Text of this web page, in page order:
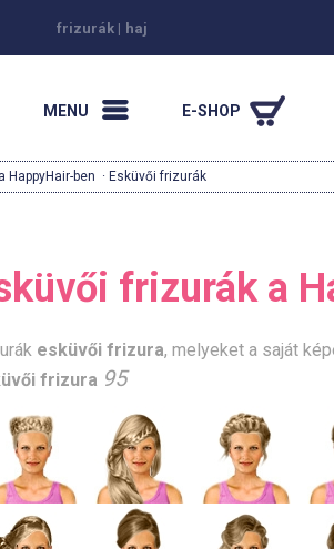
frizurák | haj
MENU E-SHOP
HappyHair-ben · Esküvői frizurák
frizurák a
esküvői frizura, melyeket a saját
frizura 95